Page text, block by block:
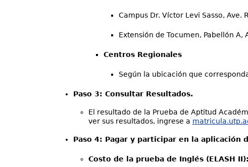
Campus Dr. Víctor Levi Sasso, Ave.
Extensión de Tocumen, Pabellón
Centros Regionales
Según la ubicación que
Paso 3: Consultar Resultados.
El resultado de la Prueba de Aptitud
ver sus resultados, ingrese a
Paso 4: Pagar y participar en la aplicación
Costo de la prueba de Inglés (ELASH